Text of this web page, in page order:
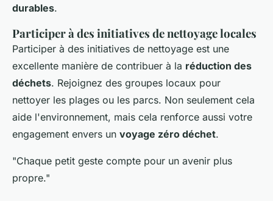
durables.
Participer à des initiatives de nettoyage locales
Participer à des initiatives de nettoyage est une
excellente manière de contribuer à la réduction des
déchets. Rejoignez des groupes locaux pour
nettoyer les plages ou les parcs. Non seulement cela
aide l'environnement, mais cela renforce aussi votre
engagement envers un voyage zéro déchet.
"Chaque petit geste compte pour un avenir plus
propre."